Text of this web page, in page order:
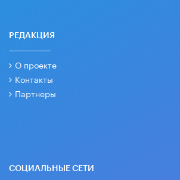
РЕДАКЦИЯ
О проекте
Контакты
Партнеры
СОЦИАЛЬНЫЕ СЕТИ